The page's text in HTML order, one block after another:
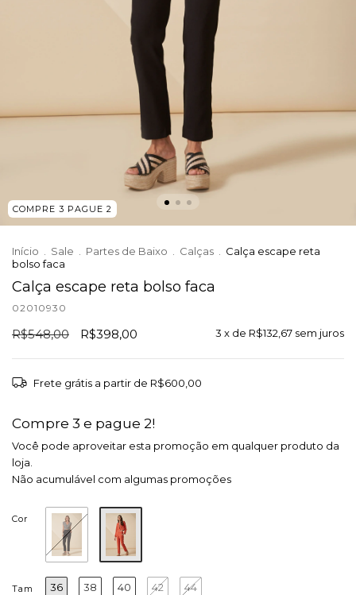
COMPRE 3 PAGUE 2
Início Sale Partes de Baixo Calças
Calça escape reta
bolso faca
Calça escape reta bolso faca
02010930
R$548,00 R$398,00 3 x de R$132,67 sem juros
Frete grátis a partir de R$600,00
Compre 3 e pague 2!
Você pode aproveitar esta promoção em qualquer produto da
loja.
Não acumulável com algumas promoções
Cor
Tam 36 38 40 42 44